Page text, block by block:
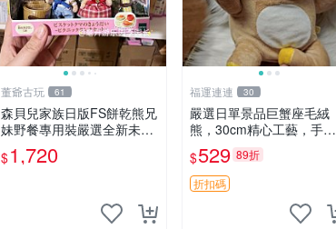
董爺古玩 61
森貝兒家族日版FS餅乾熊兄
妹野餐專用裝嚴選全新未開
封，包含兩組大童款紙盒
裝，適合收藏與分享。 餅乾
$1,720
福運連連 30
嚴選日單景品巨蟹座毛絨
熊，30cm精心工藝，手感
軟糯推薦收藏送人 巨蟹座
毛絨玩具 精緻做工
$529 89折
折扣碼